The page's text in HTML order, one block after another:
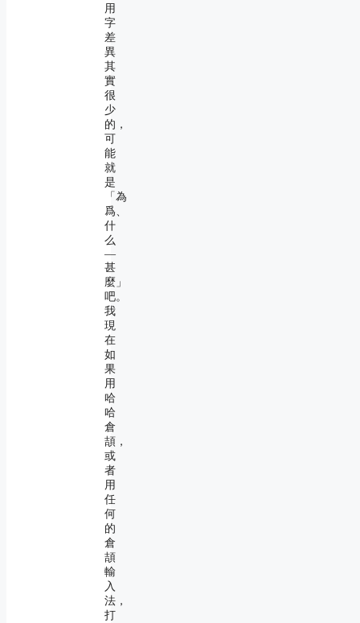
用
字
差
異
其
實
很
少
的，
可
能
就
是
「為
爲、
什
么
―
甚
麼」
吧。
我
現
在
如
果
用
哈
哈
倉
頡，
或
者
用
任
何
的
倉
頡
輸
入
法，
打